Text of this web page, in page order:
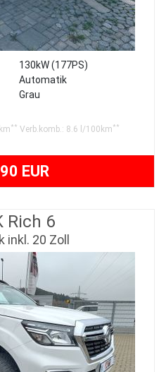
130kW (177PS)
Automatik
Grau
** Verb.komb.: 8.6 l/100km **
EUR
Rich 6
20 Zoll